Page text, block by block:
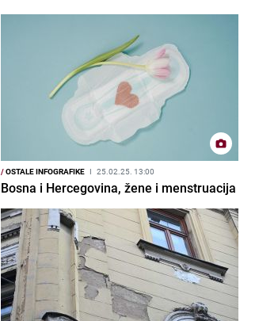
/OSTALE INFOGRAFIKE I 25.02.25. 13:00
Bosna i Hercegovina, žene i menstruacija